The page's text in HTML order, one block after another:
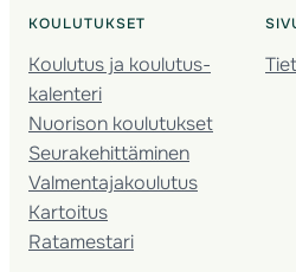
KOULUTUKSET
Koulutus ja koulutus­
kalenteri
Nuorison koulutukset
Seura­kehittäminen
Valmentaja­koulutus
Kartoitus
Ratamestari